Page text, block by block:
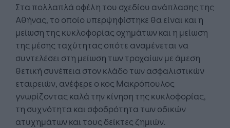
Στα πολλαπλά οφέλη του σχεδίου ανάπλασης της
Αθήνας, το οποίο υπερψηφίστηκε θα είναι και η
μείωση της κυκλοφορίας οχημάτων και η μείωση
της μέσης ταχύτητας οπότε αναμένεται να
συντελέσει στη μείωση των τροχαίων με άμεση
θετική συνέπεια στον κλάδο των ασφαλιστικών
εταιρειών, ανέφερε ο κος Μακρόπουλος
γνωρίζοντας καλά την κίνηση της κυκλοφορίας,
τη συχνότητα και σφοδρότητα των οδικών
ατυχημάτων και τους δείκτες ζημιών.